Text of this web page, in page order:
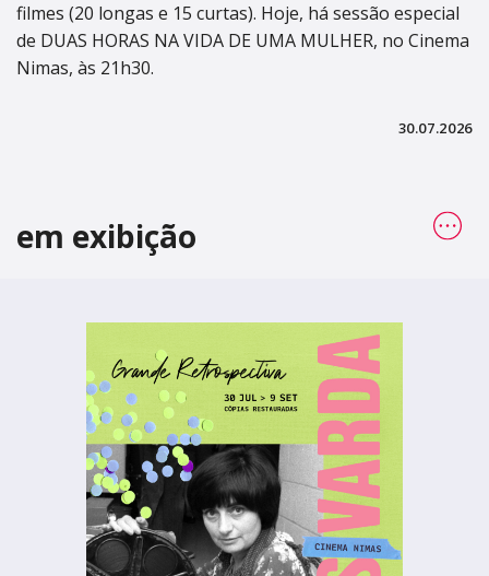
filmes (20 longas e 15 curtas). Hoje, há sessão especial
de DUAS HORAS NA VIDA DE UMA MULHER, no Cinema
Nimas, às 21h30.
30.07.2026
em exibição